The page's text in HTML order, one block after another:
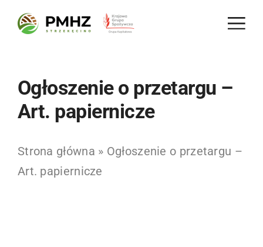
Ogłoszenie o przetargu –
Art. papiernicze
Strona główna » Ogłoszenie o przetargu –
Art. papiernicze